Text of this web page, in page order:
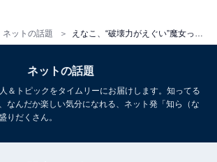
ネットの話題
ネットの話題
＆トピックをタイムリーにお届けします。知ってる
なんだか楽しい気分になれる、ネット発「知ら（な
りだくさん。